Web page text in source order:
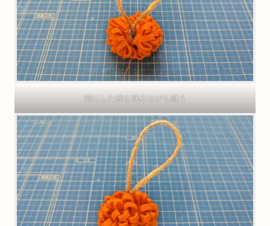
紐をお好きな長さに切って輪にする